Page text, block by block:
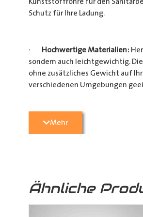
Schutz für Ihre Ladung.
· Hochwertige Materialien:
sondern auch leichtgewichtig.
ohne zusätzliches Gewicht auf
verschiedenen Umgebungen
Vielseitige
Heimwerkerprojekten, dieses
·Verschiedene Variationen:
Mehr
Ähnliche